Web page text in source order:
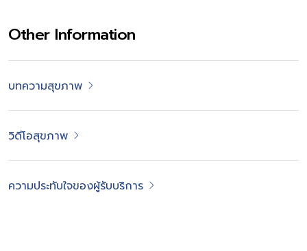
Other Information
บทความสุขภาพ
วิดีโอสุขภาพ
ความประทับใจของผู้รับบริการ